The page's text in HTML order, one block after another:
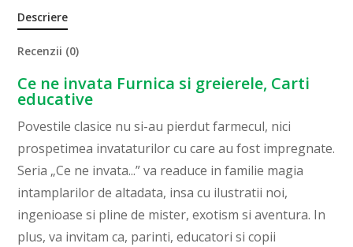
Descriere
Recenzii (0)
Ce ne invata Furnica si greierele, Carti
educative
Povestile clasice nu si-au pierdut farmecul, nici
prospetimea invataturilor cu care au fost impregnate.
Seria „Ce ne invata...” va readuce in familie magia
intamplarilor de altadata, insa cu ilustratii noi,
ingenioase si pline de mister, exotism si aventura. In
plus, va invitam ca, parinti, educatori si copii